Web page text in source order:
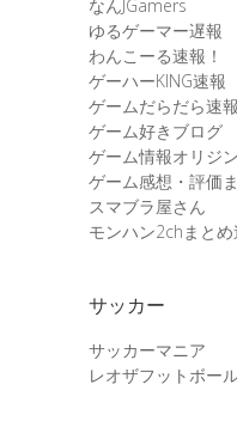
なんJGamers
ゆるゲーマー遅報
わんこーる速報！
ゲーハーKING速報
ゲームだらだら速報
ゲーム好きブログ
ゲーム情報オリジン
ゲーム感想・評価
スマブラ屋さん
モンハン2chまとめ
サッカー
サッカーマニア
レオザフットボー